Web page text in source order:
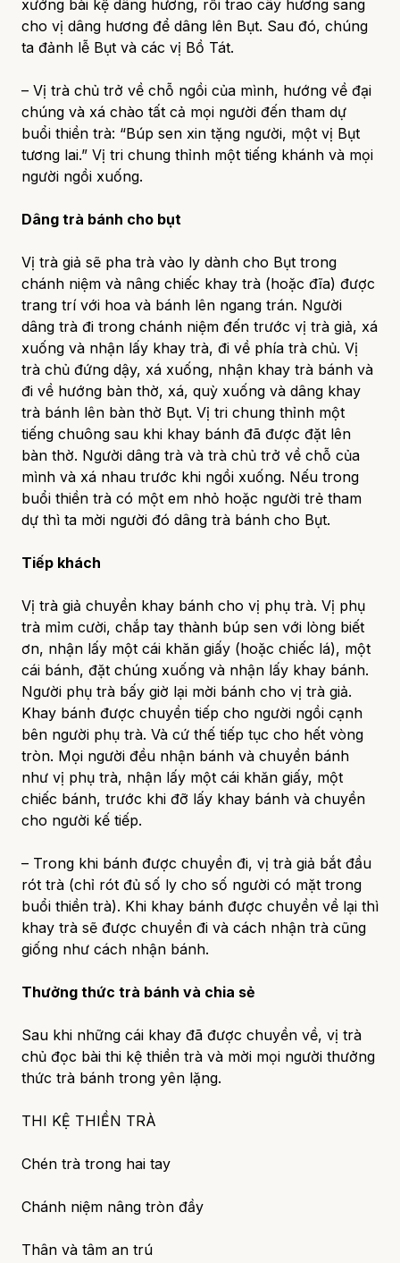
xướng bài kệ dâng hương, rồi trao cây hương sang
cho vị dâng hương để dâng lên Bụt. Sau đó, chúng
ta đảnh lễ Bụt và các vị Bồ Tát.
– Vị trà chủ trở về chỗ ngồi của mình, hướng về đại
chúng và xá chào tất cả mọi người đến tham dự
buổi thiền trà: “Búp sen xin tặng người, một vị Bụt
tương lai.” Vị tri chung thỉnh một tiếng khánh và mọi
người ngồi xuống.
Dâng trà bánh cho bụt
Vị trà giả sẽ pha trà vào ly dành cho Bụt trong
chánh niệm và nâng chiếc khay trà (hoặc đĩa) được
trang trí với hoa và bánh lên ngang trán. Người
dâng trà đi trong chánh niệm đến trước vị trà giả, xá
xuống và nhận lấy khay trà, đi về phía trà chủ. Vị
trà chủ đứng dậy, xá xuống, nhận khay trà bánh và
đi về hướng bàn thờ, xá, quỳ xuống và dâng khay
trà bánh lên bàn thờ Bụt. Vị tri chung thỉnh một
tiếng chuông sau khi khay bánh đã được đặt lên
bàn thờ. Người dâng trà và trà chủ trở về chỗ của
mình và xá nhau trước khi ngồi xuống. Nếu trong
buổi thiền trà có một em nhỏ hoặc người trẻ tham
dự thì ta mời người đó dâng trà bánh cho Bụt.
Tiếp khách
Vị trà giả chuyền khay bánh cho vị phụ trà. Vị phụ
trà mỉm cười, chắp tay thành búp sen với lòng biết
ơn, nhận lấy một cái khăn giấy (hoặc chiếc lá), một
cái bánh, đặt chúng xuống và nhận lấy khay bánh.
Người phụ trà bấy giờ lại mời bánh cho vị trà giả.
Khay bánh được chuyền tiếp cho người ngồi cạnh
bên người phụ trà. Và cứ thế tiếp tục cho hết vòng
tròn. Mọi người đều nhận bánh và chuyền bánh
như vị phụ trà, nhận lấy một cái khăn giấy, một
chiếc bánh, trước khi đỡ lấy khay bánh và chuyền
cho người kế tiếp.
– Trong khi bánh được chuyền đi, vị trà giả bắt đầu
rót trà (chỉ rót đủ số ly cho số người có mặt trong
buổi thiền trà). Khi khay bánh được chuyền về lại thì
khay trà sẽ được chuyền đi và cách nhận trà cũng
giống như cách nhận bánh.
Thưởng thức trà bánh và chia sẻ
Sau khi những cái khay đã được chuyền về, vị trà
chủ đọc bài thi kệ thiền trà và mời mọi người thưởng
thức trà bánh trong yên lặng.
THI KỆ THIỀN TRÀ
Chén trà trong hai tay
Chánh niệm nâng tròn đầy
Thân và tâm an trú